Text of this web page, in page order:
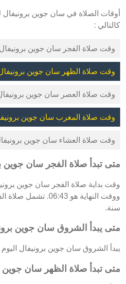
كالتالي :
وقت صلاة الفجر سان جوين برونيفال :
وقت صلاة الظهر سان جوين برونيفال :
وقت صلاة العصر سان جوين برونيفال :
وقت صلاة المغرب سان جوين برونيفال :
وقت صلاة العشاء سان جوين برونيفال :
متى تبدأ صلاة الفجر سان جوين
سنة.
متى يبدأ الشروق سان جوين
يبدأ الشروق سان جوين برونيفال اليوم عند
متى تبدأ صلاة الظهر سان جوين